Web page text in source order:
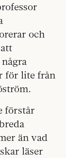
och
för lite från
förstår
än vad
läser